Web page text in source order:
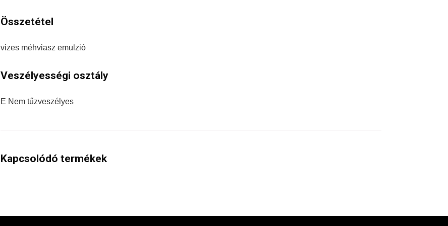
Összetétel
vizes méhviasz emulzió
Veszélyességi osztály
E Nem tűzveszélyes
Kapcsolódó termékek